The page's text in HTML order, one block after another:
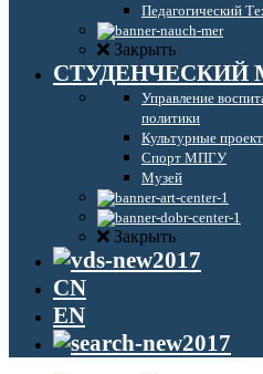
Педагогический
Закрыть
СТУДЕНЧЕСКИЙ
Управление
политики
Культурные
Спорт МПГУ
Музей
Закрыть
CN
EN